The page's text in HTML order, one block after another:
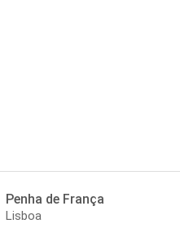
Penha de França
Lisboa